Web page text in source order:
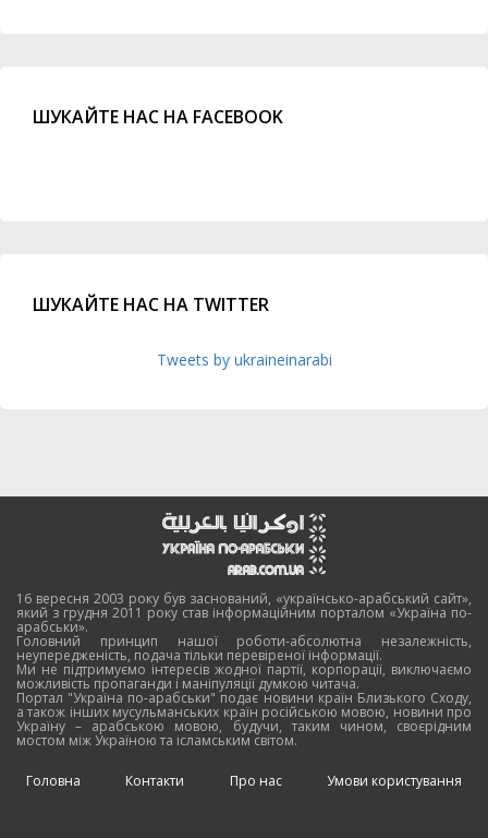
ШУКАЙТЕ НАС НА FACEBOOK
ШУКАЙТЕ НАС НА TWITTER
Tweets by ukraineinarabi
16 вересня 2003 року був заснований, «українсько-арабський сайт»,
який з грудня 2011 року став інформаційним порталом «Україна по-
арабськи».
Головний принцип нашої роботи-абсолютна незалежність,
неупередженість, подача тільки перевіреної інформації.
Ми не підтримуємо інтересів жодної партії, корпорації, виключаємо
можливість пропаганди і маніпуляції думкою читача.
Портал "Україна по-арабськи" подає новини країн Близького Сходу,
а також інших мусульманських країн російською мовою, новини про
Україну – арабською мовою, будучи, таким чином, своєрідним
мостом між Україною та ісламським світом.
Головна Контакти Про нас Умови користування